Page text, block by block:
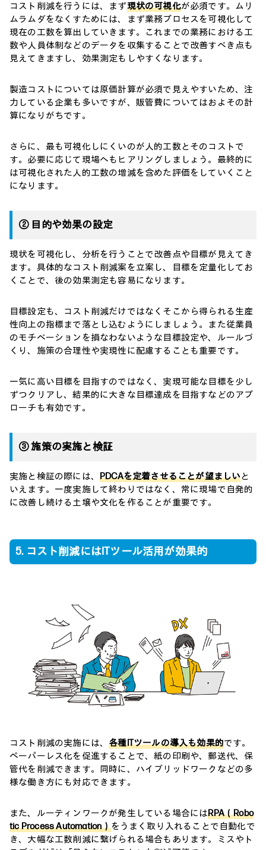
コスト削減を行うには、まず現状の可視化が必須です。ムリ
ムラムダをなくすためには、まず業務プロセスを可視化して
現在の工数を算出していきます。これまでの業務における工
数や人員体制などのデータを収集することで改善すべき点も
見えてきますし、効果測定もしやすくなります。
製造コストについては原価計算が必須で見えやすいため、注
力している企業も多いですが、販管費についてはおよその計
算になりがちです。
さらに、最も可視化しにくいのが人的工数とそのコストで
す。必要に応じて現場へもヒアリングしましょう。最終的に
は可視化された人的工数の増減を含めた評価をしていくこと
になります。
② 目的や効果の設定
現状を可視化し、分析を行うことで改善点や目標が見えてき
ます。具体的なコスト削減案を立案し、目標を定量化してお
くことで、後の効果測定も容易になります。
目標設定も、コスト削減だけではなくそこから得られる生産
性向上の指標まで落とし込むようにしましょう。また従業員
のモチベーションを損なわないような目標設定や、ルールづ
くり、施策の合理性や実現性に配慮することも重要です。
一気に高い目標を目指すのではなく、実現可能な目標を少し
ずつクリアし、結果的に大きな目標達成を目指すなどのアプ
ローチも有効です。
③ 施策の実施と検証
実施と検証の際には、 PDCAを定着させることが望ましいと
いえます。一度実施して終わりではなく、常に現場で自発的
に改善し続ける土壌や文化を作ることが重要です。
5. コスト削減にはITツール活用が効果的
コスト削減の実施には、各種ITツールの導入も効果的です。
ペーパーレス化を促進することで、紙の印刷や、郵送代、保
管代を削減できます。同時に、ハイブリッドワークなどの多
様な働き方にも対応できます。
また、ルーティンワークが発生している場合にはRPA（Robo
tic Process Automation）をうまく取り入れることで自動化で
き、大幅な工数削減に繋げられる場合もあります。ミスやト